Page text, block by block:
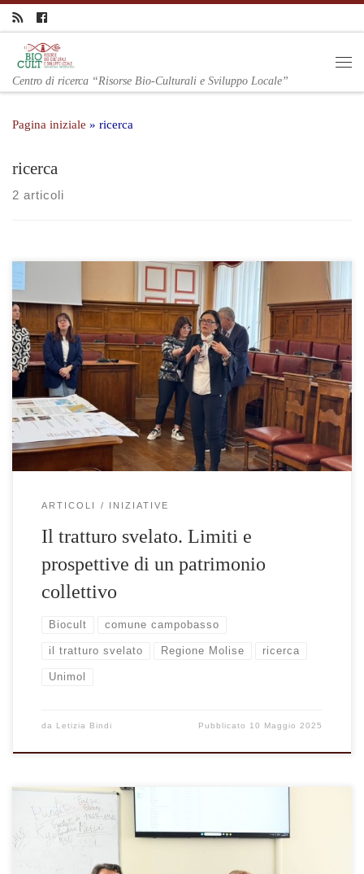
Centro di ricerca “Risorse Bio-Culturali e Sviluppo Locale”
Pagina iniziale » ricerca
ricerca
2 articoli
Martedì prossimo, 13 maggio 2025, dalle ore 10.00 alle ore 13.00
presso la Sala consiliare del comune di Campobasso, un
appuntamento per riflettere su un pezzo fondamentale del
territorio molisano. […]
ARTICOLI INIZIATIVE
Il tratturo svelato. Limiti e
prospettive di un patrimonio
collettivo
Biocult comune campobasso
il tratturo svelato Regione Molise ricerca
Unimol
da Letizia Bindi Pubblicato 10 Maggio 2025
Tre i dottorandi e quattro gli assegnisti coordinati dalla